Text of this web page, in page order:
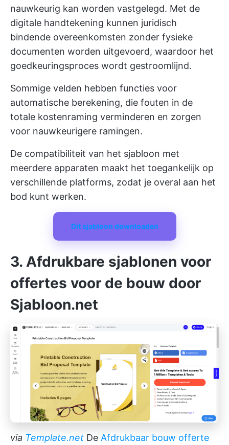
nauwkeurig kan worden vastgelegd. Met de
digitale handtekening kunnen juridisch
bindende overeenkomsten zonder fysieke
documenten worden uitgevoerd, waardoor het
goedkeuringsproces wordt gestroomlijnd.
Sommige velden hebben functies voor
automatische berekening, die fouten in de
totale kostenraming verminderen en zorgen
voor nauwkeurigere ramingen.
De compatibiliteit van het sjabloon met
meerdere apparaten maakt het toegankelijk op
verschillende platforms, zodat je overal aan het
bod kunt werken.
Dit sjabloon downloaden
3. Afdrukbare sjablonen voor
offertes voor de bouw door
Sjabloon.net
via Template.net De Afdrukbaar bouw offerte